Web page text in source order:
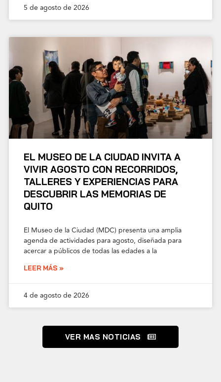
5 de agosto de 2026
EL MUSEO DE LA CIUDAD INVITA A
VIVIR AGOSTO CON RECORRIDOS,
TALLERES Y EXPERIENCIAS PARA
DESCUBRIR LAS MEMORIAS DE
QUITO
El Museo de la Ciudad (MDC) presenta una amplia
agenda de actividades para agosto, diseñada para
acercar a públicos de todas las edades a la
LEER MÁS »
4 de agosto de 2026
VER MAS NOTICIAS